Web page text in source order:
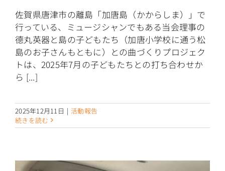
佐賀県唐津市の離島「加唐島（かからしま）」で
行っている、ミュージシャンでもある当会理事の
德丸英器と島の子どもたち（加唐小学校に通う松
島のお子さんもともに）との曲づくりプロジェク
トは、2025年7月の子どもたちとの打ち合わせか
ら [...]
2025年12月11日 | 活動報告
続きを読む